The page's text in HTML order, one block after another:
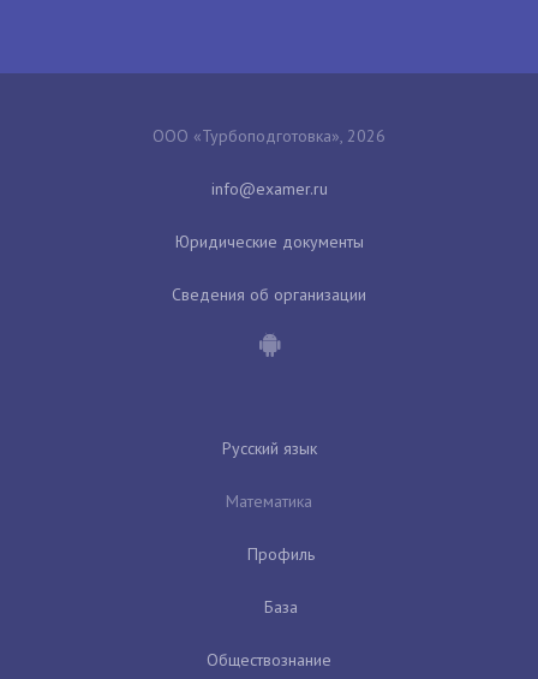
ООО «Турбоподготовка», 2026
Юридические документы
Сведения об организации
Русский язык
Математика
Профиль
База
Обществознание